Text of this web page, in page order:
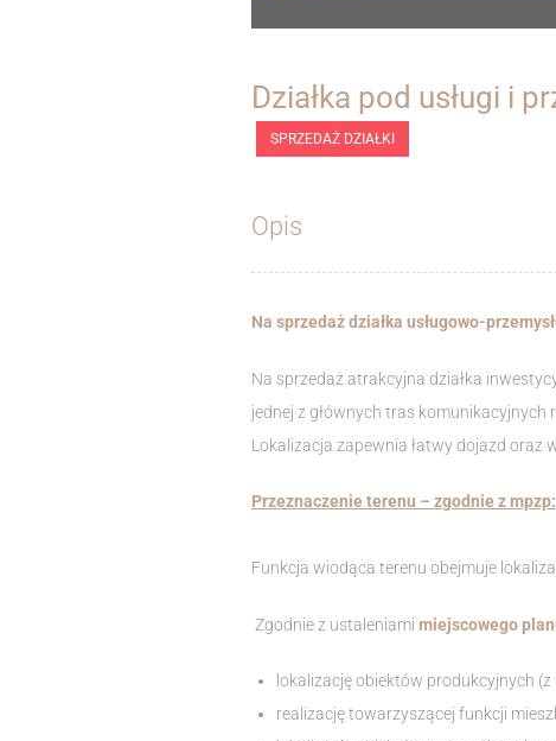
Działka pod usługi i
SPRZEDAŻ DZIAŁKI
Opis
Na sprzedaż działka usługowo-
Na sprzedaż atrakcyjna działka
jednej z głównych tras komunikacyjnych
Lokalizacja zapewnia łatwy dojazd oraz
Przeznaczenie terenu – zgodnie z mpzp:
Funkcja wiodąca terenu obejmuje
Zgodnie z ustaleniami miejscowego
lokalizację obiektów produkcyjnych
realizację towarzyszącej funkcji